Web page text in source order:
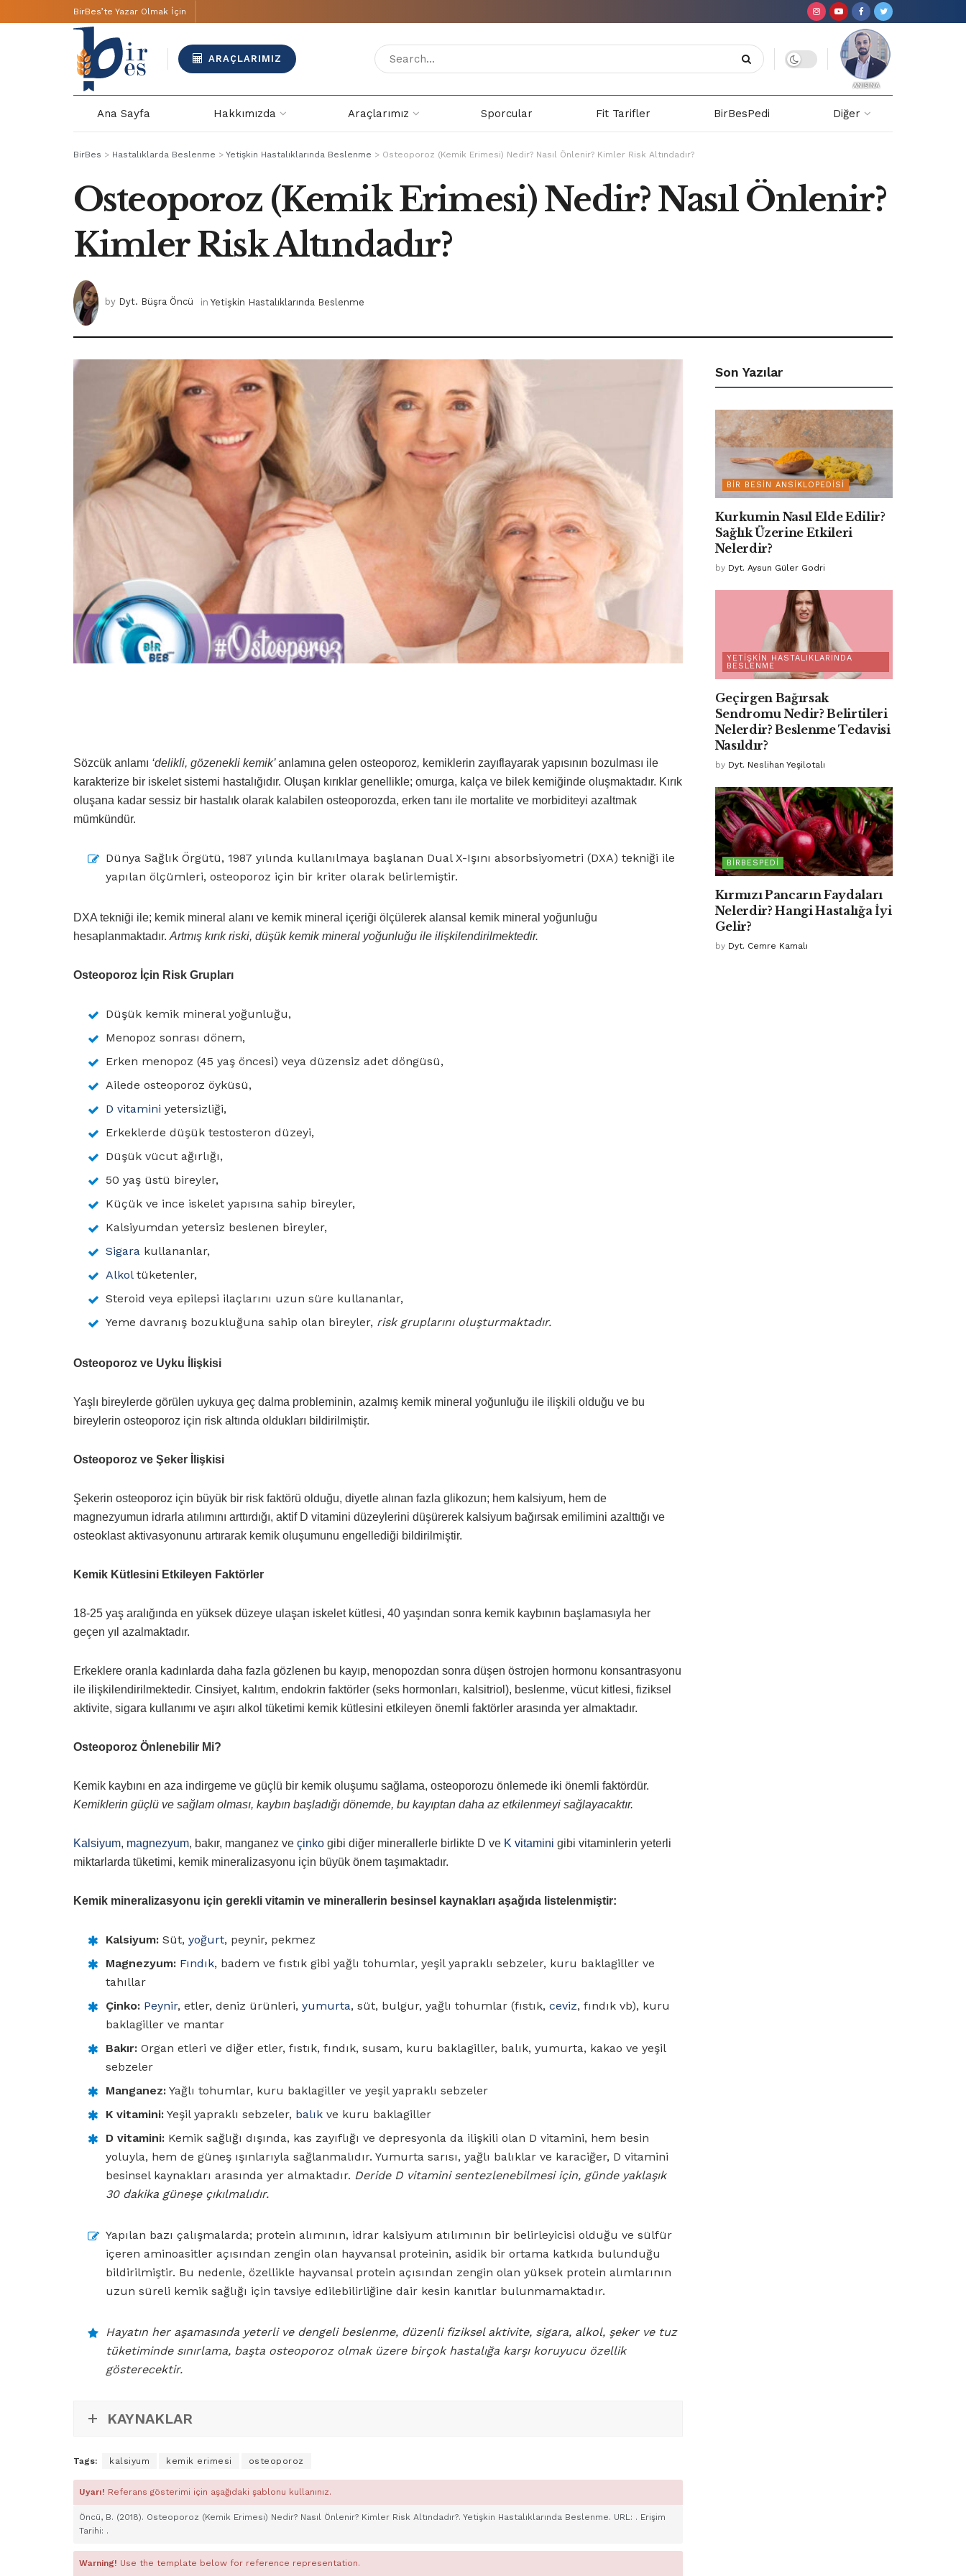
BirBes’te Yazar Olmak İçin
ARAÇLARIMIZ
Ana Sayfa Hakkımızda Araçlarımız Sporcular Fit Tarifler BirBesPedi Diğer
BirBes > Hastalıklarda Beslenme > Yetişkin Hastalıklarında Beslenme > Osteoporoz (Kemik Erimesi) Nedir? Nasıl Önlenir? Kimler Risk Altındadır?
Osteoporoz (Kemik Erimesi) Nedir? Nasıl Önlenir?
Kimler Risk Altındadır?
by Dyt. Büşra Öncü in Yetişkin Hastalıklarında Beslenme
Sözcük anlamı ‘delikli, gözenekli kemik’anlamına gelen osteoporoz, kemiklerin zayıflayarak yapısının bozulması ile
karakterize bir iskelet sistemi hastalığıdır. Oluşan kırıklar genellikle; omurga, kalça ve bilek kemiğinde oluşmaktadır. Kırık
oluşana kadar sessiz bir hastalık olarak kalabilen osteoporozda, erken tanı ile mortalite ve morbiditeyi azaltmak
mümkündür.
Dünya Sağlık Örgütü, 1987 yılında kullanılmaya başlanan Dual X-Işını absorbsiyometri (DXA) tekniği ile
yapılan ölçümleri, osteoporoz için bir kriter olarak belirlemiştir.
DXA tekniği ile; kemik mineral alanı ve kemik mineral içeriği ölçülerek alansal kemik mineral yoğunluğu
hesaplanmaktadır. Artmış kırık riski, düşük kemik mineral yoğunluğu ile ilişkilendirilmektedir.
Osteoporoz İçin Risk Grupları
Düşük kemik mineral yoğunluğu,
Menopoz sonrası dönem,
Erken menopoz (45 yaş öncesi) veya düzensiz adet döngüsü,
Ailede osteoporoz öyküsü,
D vitamini yetersizliği,
Erkeklerde düşük testosteron düzeyi,
Düşük vücut ağırlığı,
50 yaş üstü bireyler,
Küçük ve ince iskelet yapısına sahip bireyler,
Kalsiyumdan yetersiz beslenen bireyler,
Sigara kullananlar,
Alkoltüketenler,
Steroid veya epilepsi ilaçlarını uzun süre kullananlar,
Yeme davranış bozukluğuna sahip olan bireyler, risk gruplarını oluşturmaktadır.
Osteoporoz ve Uyku İlişkisi
Yaşlı bireylerde görülen uykuya geç dalma probleminin, azalmış kemik mineral yoğunluğu ile ilişkili olduğu ve bu
bireylerin osteoporoz için risk altında oldukları bildirilmiştir.
Osteoporoz ve Şeker İlişkisi
Şekerin osteoporoz için büyük bir risk faktörü olduğu, diyetle alınan fazla glikozun; hem kalsiyum, hem de
magnezyumun idrarla atılımını arttırdığı, aktif D vitamini düzeylerini düşürerek kalsiyum bağırsak emilimini azalttığı ve
osteoklast aktivasyonunu artırarak kemik oluşumunu engellediği bildirilmiştir.
Kemik Kütlesini Etkileyen Faktörler
18-25 yaş aralığında en yüksek düzeye ulaşan iskelet kütlesi, 40 yaşından sonra kemik kaybının başlamasıyla her
geçen yıl azalmaktadır.
Erkeklere oranla kadınlarda daha fazla gözlenen bu kayıp, menopozdan sonra düşen östrojen hormonu konsantrasyonu
ile ilişkilendirilmektedir. Cinsiyet, kalıtım, endokrin faktörler (seks hormonları, kalsitriol), beslenme, vücut kitlesi, fiziksel
aktivite, sigara kullanımı ve aşırı alkol tüketimi kemik kütlesini etkileyen önemli faktörler arasında yer almaktadır.
Osteoporoz Önlenebilir Mi?
Kemik kaybını en aza indirgeme ve güçlü bir kemik oluşumu sağlama, osteoporozu önlemede iki önemli faktördür.
Kemiklerin güçlü ve sağlam olması, kaybın başladığı dönemde, bu kayıptan daha az etkilenmeyi sağlayacaktır.
Kalsiyum, magnezyum, bakır, manganez ve çinko gibi diğer minerallerle birlikte D ve K vitamini gibi vitaminlerin yeterli
miktarlarda tüketimi, kemik mineralizasyonu için büyük önem taşımaktadır.
Kemik mineralizasyonu için gerekli vitamin ve minerallerin besinsel kaynakları aşağıda listelenmiştir:
Kalsiyum: Süt, yoğurt, peynir, pekmez
Magnezyum: Fındık, badem ve fıstık gibi yağlı tohumlar, yeşil yapraklı sebzeler, kuru baklagiller ve
tahıllar
Çinko: Peynir, etler, deniz ürünleri, yumurta, süt, bulgur, yağlı tohumlar (fıstık, ceviz, fındık vb), kuru
baklagiller ve mantar
Bakır: Organ etleri ve diğer etler, fıstık, fındık, susam, kuru baklagiller, balık, yumurta, kakao ve yeşil
sebzeler
Manganez: Yağlı tohumlar, kuru baklagiller ve yeşil yapraklı sebzeler
K vitamini: Yeşil yapraklı sebzeler, balık ve kuru baklagiller
D vitamini: Kemik sağlığı dışında, kas zayıflığı ve depresyonla da ilişkili olan D vitamini, hem besin
yoluyla, hem de güneş ışınlarıyla sağlanmalıdır. Yumurta sarısı, yağlı balıklar ve karaciğer, D vitamini
besinsel kaynakları arasında yer almaktadır. Deride D vitamini sentezlenebilmesi için, günde yaklaşık
30 dakika güneşe çıkılmalıdır.
Yapılan bazı çalışmalarda; protein alımının, idrar kalsiyum atılımının bir belirleyicisi olduğu ve sülfür
içeren aminoasitler açısından zengin olan hayvansal proteinin, asidik bir ortama katkıda bulunduğu
bildirilmiştir. Bu nedenle, özellikle hayvansal protein açısından zengin olan yüksek protein alımlarının
uzun süreli kemik sağlığı için tavsiye edilebilirliğine dair kesin kanıtlar bulunmamaktadır.
Hayatın her aşamasında yeterli ve dengeli beslenme, düzenli fiziksel aktivite, sigara, alkol, şeker ve tuz
tüketiminde sınırlama, başta osteoporoz olmak üzere birçok hastalığa karşı koruyucu özellik
gösterecektir.
KAYNAKLAR
Tags: kalsiyum kemik erimesi osteoporoz
Uyarı! Referans gösterimi için aşağıdaki şablonu kullanınız.
Öncü, B. (2018). Osteoporoz (Kemik Erimesi) Nedir? Nasıl Önlenir? Kimler Risk Altındadır?. Yetişkin Hastalıklarında Beslenme. URL: . Erişim
Tarihi: .
Warning! Use the template below for reference representation.
Son Yazılar
BIR BESIN ANSIKLOPEDISI
Kurkumin Nasıl Elde Edilir?
Sağlık Üzerine Etkileri
Nelerdir?
by Dyt. Aysun Güler Godri
YETIŞKIN HASTALIKLARINDA
BESLENME
Geçirgen Bağırsak
Sendromu Nedir? Belirtileri
Nelerdir? Beslenme Tedavisi
Nasıldır?
by Dyt. Neslihan Yeşilotalı
BIRBESPEDI
Kırmızı Pancarın Faydaları
Nelerdir? Hangi Hastalığa İyi
Gelir?
by Dyt. Cemre Kamalı